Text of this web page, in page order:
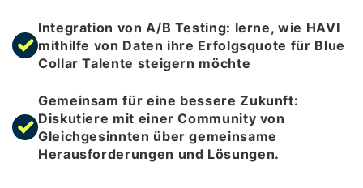
Integration von A/B Testing: lerne, wie HAVI
mithilfe von Daten ihre Erfolgsquote für Blue
Collar Talente steigern möchte
Gemeinsam für eine bessere Zukunft:
Diskutiere mit einer Community von
Gleichgesinnten über gemeinsame
Herausforderungen und Lösungen.